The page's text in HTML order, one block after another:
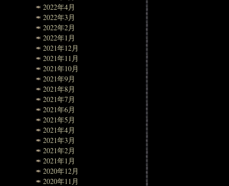
2022年4月
2022年3月
2022年2月
2022年1月
2021年12月
2021年11月
2021年10月
2021年9月
2021年8月
2021年7月
2021年6月
2021年5月
2021年4月
2021年3月
2021年2月
2021年1月
2020年12月
2020年11月